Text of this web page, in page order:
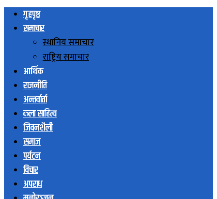
गृहपृष्ठ
समाचार
स्थानिय समाचार
राष्ट्रिय समाचार
आर्थिक
राजनीति
अन्तर्वार्ता
कला साहित्य
जिवनशैली
समाज
पर्यटन
विचार
अपराध